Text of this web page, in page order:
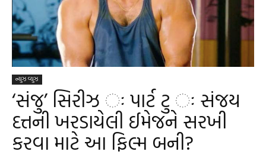
ન્યુઝ વ્યુઝ
‘સંજુ’ સિરીઝ ઃ પાર્ટ ટુ ઃ સંજય
દત્તની ખરડાયેલી ઈમેજને સરખી
કરવા માટે આ ફિલ્મ બની?